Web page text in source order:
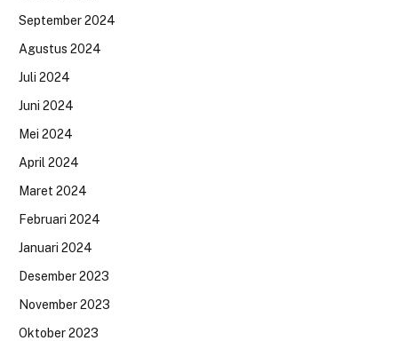
September 2024
Agustus 2024
Juli 2024
Juni 2024
Mei 2024
April 2024
Maret 2024
Februari 2024
Januari 2024
Desember 2023
November 2023
Oktober 2023